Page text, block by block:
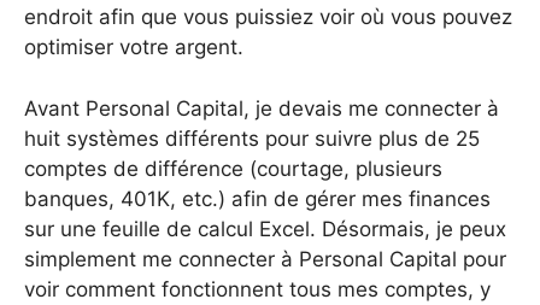
endroit afin que vous puissiez voir où vous pouvez
optimiser votre argent.
Avant Personal Capital, je devais me connecter à
huit systèmes différents pour suivre plus de 25
comptes de différence (courtage, plusieurs
banques, 401K, etc.) afin de gérer mes finances
sur une feuille de calcul Excel. Désormais, je peux
simplement me connecter à Personal Capital pour
voir comment fonctionnent tous mes comptes, y